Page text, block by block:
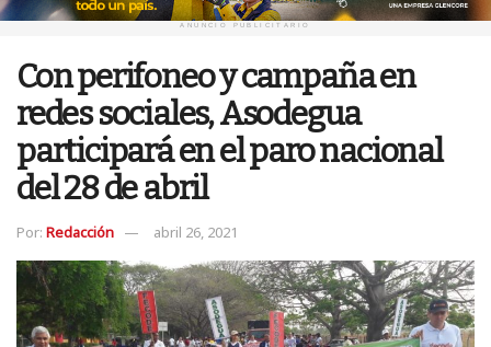
ANUNCIO PUBLICITARIO
Con perifoneo y campaña en
redes sociales, Asodegua
participará en el paro nacional
del 28 de abril
Por: Redacción abril 26, 2021